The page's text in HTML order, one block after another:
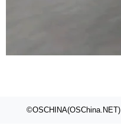
©OSCHINA(OSChina.NET)